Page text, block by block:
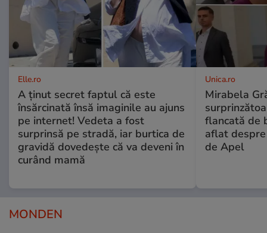
Elle.ro
A ținut secret faptul că este
însărcinată însă imaginile au ajuns
pe internet! Vedeta a fost
surprinsă pe stradă, iar burtica de
gravidă dovedește că va deveni în
curând mamă
Unica.ro
Mirabela
flancată de
aflat
de Apel
MONDEN